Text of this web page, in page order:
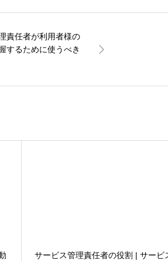
責任者が利用者様の
するために使うべき
サービス管理責任者の役割 | サービ